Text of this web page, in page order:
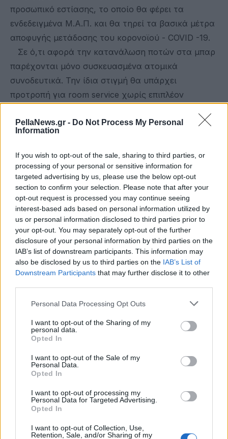
PellaNews.gr - Do Not Process My Personal
Information
If you wish to opt-out of the sale, sharing to third parties, or
processing of your personal or sensitive information for
targeted advertising by us, please use the below opt-out
section to confirm your selection. Please note that after your
opt-out request is processed you may continue seeing
interest-based ads based on personal information utilized by
us or personal information disclosed to third parties prior to
your opt-out. You may separately opt-out of the further
disclosure of your personal information by third parties on the
IAB’s list of downstream participants. This information may
also be disclosed by us to third parties on the IAB’s List of
Downstream Participants that may further disclose it to other
Personal Data Processing Opt Outs
I want to opt-out of the Sharing of my
personal data.
Opted In
I want to opt-out of the Sale of my
Personal Data.
Opted In
I want to opt-out of processing my
Personal Data for Targeted Advertising.
Opted In
I want to opt-out of Collection, Use,
Retention, Sale, and/or Sharing of my
προσωπικό εστίασης, το οποίο θα φέρει τα
ενδεδειγμένα Μ.Α.Π. και θα τηρεί τα βασικά μέτρα
αποφυγής μετάδοσης του κορονοϊού - COVID -19.
Σε ό,τι αφορά την κατανάλωση ποτών στα μπαρ
παρέχονται μόνο συσκευασμένα ατομικά
συνοδευτικά. Την ίδια στιγμή θα υπάρχει
προτροπή για room service χωρίς επιπλέον
Στην ΚΥΑ εξάλλου αναφορά γίνεται και για τα
τοποθέτηση διαχωριστικού υλικού ανάμεσα στον
οδηγό και τους επιβάτες. Στην είσοδο των
τουριστικών λεωφορείων μάλιστα θα υπάρχουν
και διαθέσιμα αντισηπτικά.
Παράλληλα ιδιαίτερη σημασία δίδεται και στην
παρακολούθηση εκπαιδευτικού προγράμματος για
τα υγειονομικά πρωτόκολλα των τουριστικών
καταλυμάτων. Αυτή όπως τονίζεται θα είναι
της πιστοποιημένης εκπαίδευσης θα τελεί υπό την
ευθύνη του υπουργείου Τουρισμού, το οποίο
μπορεί να αναθέτει στο Ξενοδοχειακό
Επιμελητήριο Ελλάδας (ΞΕΕ) και συνεργαζόμενους
φορείς την εκτέλεσή της.
Τέλος, στα φυσικά ή νομικά πρόσωπα που
παραβιάζουν τους όρους των ειδικών
σύμφωνα με την ΚΥΑ, θα επιβάλλονται πρόστιμα